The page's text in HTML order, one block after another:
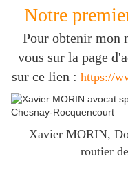
Notre
Pour obtenir mon
vous sur la page
sur ce lien : https://
Xavier MORIN,
routier